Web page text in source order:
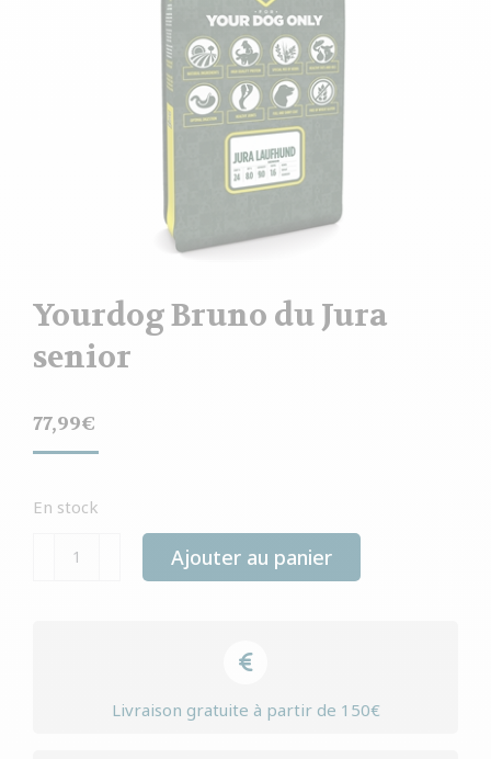
Yourdog Bruno du Jura
senior
77,99€
En stock
quantité
Ajouter au panier
Livraison gratuite à partir de 150€